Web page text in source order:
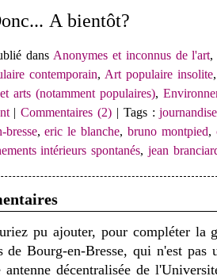
A bientôt?
dansAnonymes et inconnus de l'art,
contemporain,Art populaire insolite
arts (notamment populaires),
|Commentaires (2) | Tags :
bresse,eric le blanche, bruno montpied,
intérieurs spontanés,jean
pu ajouter, pour compléter la
de Bourg-en-Bresse, qui n'est
antenne décentralisée de